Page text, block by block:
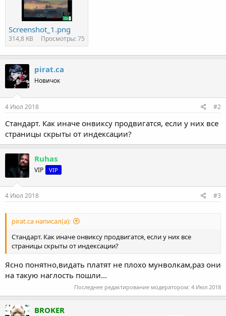
Screenshot_1.png
314,8 KB Просмотры: 75
pirat.ca
Новичок
4 Июл 2018 #2
Стандарт. Как иначе онвиксу продвигатся, если у них все
страницы скрыты от индексации?
Ruhas
VIP VIP
4 Июл 2018 #3
pirat.ca написал(а):
Стандарт. Как иначе онвиксу продвигатся, если у них все
страницы скрыты от индексации?
Ясно понятно,видать платят не плохо мунволкам,раз они
на такую наглость пошли...
Последнее редактирование модератором: 4 Июл 2018
BROKER